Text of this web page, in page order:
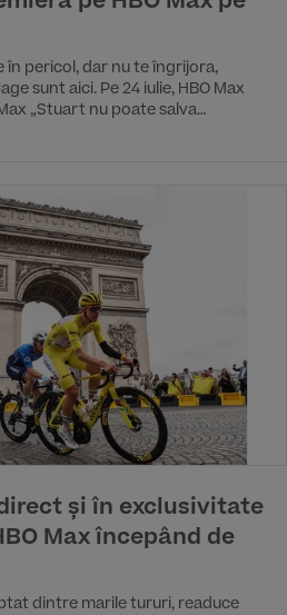
în pericol, dar nu te îngrijora,
sunt aici. Pe 24 iulie, HBO Max
„Stuart nu poate salva
și în exclusivitate
Max începând de
dintre marile tururi, readuce